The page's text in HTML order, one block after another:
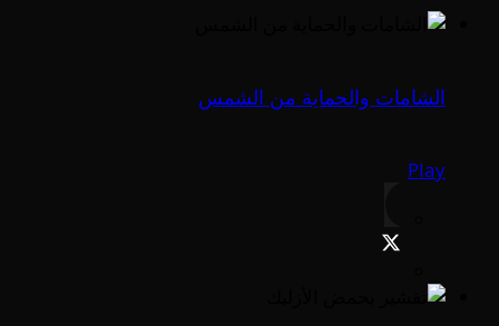
الشامات والحماية من الشمس
Play